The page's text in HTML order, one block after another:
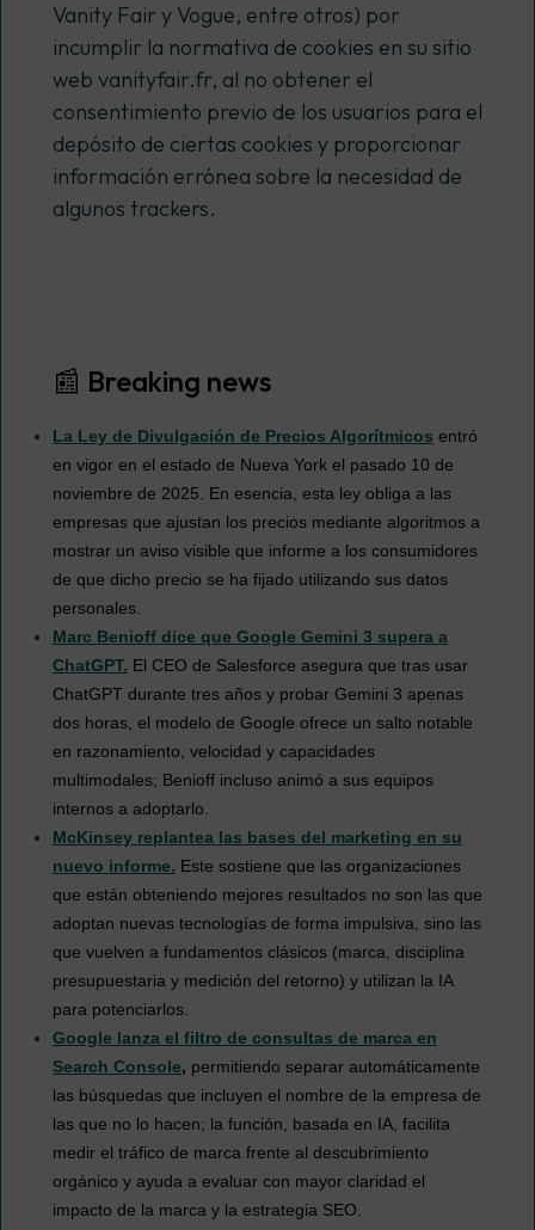
Vanity Fair y Vogue, entre otros) por
incumplir la normativa de cookies en su sitio
web vanityfair.fr, al no obtener el
consentimiento previo de los usuarios para el
depósito de ciertas cookies y proporcionar
información errónea sobre la necesidad de
algunos trackers.
📰 Breaking news
La Ley de Divulgación de Precios Algorítmicos entró
en vigor en el estado de Nueva York el pasado 10 de
noviembre de 2025. En esencia, esta ley obliga a las
empresas que ajustan los precios mediante algoritmos a
mostrar un aviso visible que informe a los consumidores
de que dicho precio se ha fijado utilizando sus datos
personales.
Marc Benioff dice que Google Gemini 3 supera a
ChatGPT. El CEO de Salesforce asegura que tras usar
ChatGPT durante tres años y probar Gemini 3 apenas
dos horas, el modelo de Google ofrece un salto notable
en razonamiento, velocidad y capacidades
multimodales; Benioff incluso animó a sus equipos
internos a adoptarlo.
McKinsey replantea las bases del marketing en su
nuevo informe. Este sostiene que las organizaciones
que están obteniendo mejores resultados no son las que
adoptan nuevas tecnologías de forma impulsiva, sino las
que vuelven a fundamentos clásicos (marca, disciplina
presupuestaria y medición del retorno) y utilizan la IA
para potenciarlos.
Google lanza el filtro de consultas de marca en
Search Console, permitiendo separar automáticamente
las búsquedas que incluyen el nombre de la empresa de
las que no lo hacen; la función, basada en IA, facilita
medir el tráfico de marca frente al descubrimiento
orgánico y ayuda a evaluar con mayor claridad el
impacto de la marca y la estrategia SEO.